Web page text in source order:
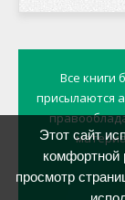
Все книги
присылаются
Этот сайт
комфортной
просмотр